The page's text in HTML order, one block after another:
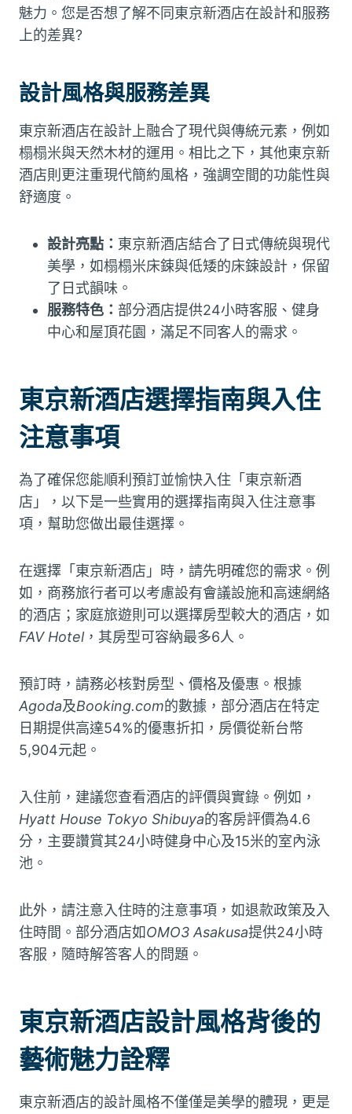
魅力。您是否想了解不同東京新酒店在設計和服務
上的差異?
設計風格與服務差異
東京新酒店在設計上融合了現代與傳統元素，例如
榻榻米與天然木材的運用。相比之下，其他東京新
酒店則更注重現代簡約風格，強調空間的功能性與
舒適度。
設計亮點： 東京新酒店結合了日式傳統與現代
美學，如榻榻米床鋉與低矮的床鋉設計，保留
了日式韻味。
服務特色： 部分酒店提供24小時客服、健身
中心和屋頂花園，滿足不同客人的需求。
東京新酒店選擇指南與入住
注意事項
為了確保您能順利預訂並愉快入住「東京新酒
店」，以下是一些實用的選擇指南與入住注意事
項，幫助您做出最佳選擇。
在選擇「東京新酒店」時，請先明確您的需求。例
如，商務旅行者可以考慮設有會議設施和高速網絡
的酒店；家庭旅遊則可以選擇房型較大的酒店，如
FAV Hotel，其房型可容納最多6人。
預訂時，請務必核對房型、價格及優惠。根據
Agoda及Booking.com的數據，部分酒店在特定
日期提供高達54%的優惠折扣，房價從新台幣
5,904元起。
入住前，建議您查看酒店的評價與實錄。例如，
Hyatt House Tokyo Shibuya的客房評價為4.6
分，主要讚賞其24小時健身中心及15米的室內泳
池。
此外，請注意入住時的注意事項，如退款政策及入
住時間。部分酒店如OMO3 Asakusa提供24小時
客服，隨時解答客人的問題。
東京新酒店設計風格背後的
藝術魅力詮釋
東京新酒店的設計風格不僅僅是美學的體現，更是